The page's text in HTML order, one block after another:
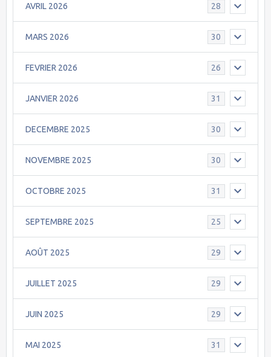
AVRIL 2026 28
MARS 2026 30
FEVRIER 2026 26
JANVIER 2026 31
DECEMBRE 2025 30
NOVEMBRE 2025 30
OCTOBRE 2025 31
SEPTEMBRE 2025 25
AOÛT 2025 29
JUILLET 2025 29
JUIN 2025 29
MAI 2025 31